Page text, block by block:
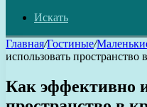
Искать
Главная/Гостиные/
использовать
Как эффективно